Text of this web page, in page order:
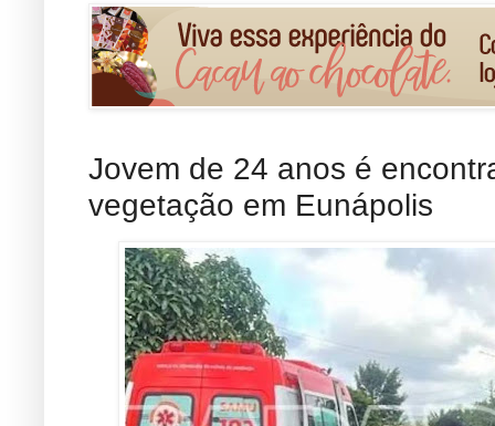
Jovem de 24 anos é
vegetação em Eunápolis